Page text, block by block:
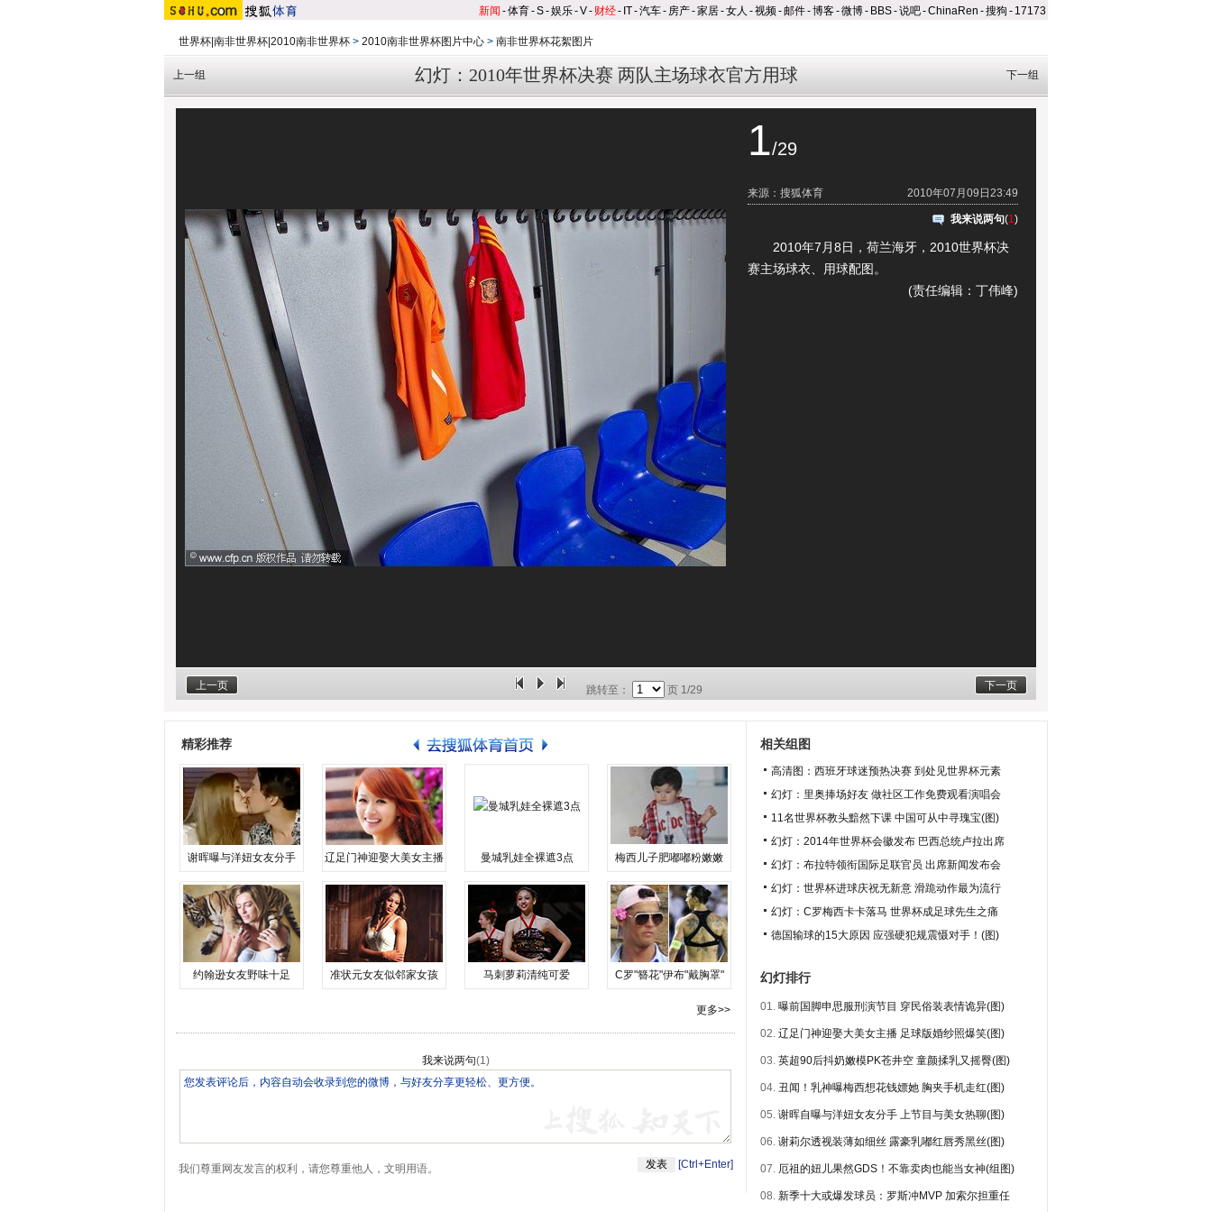
新闻 -体育-S-娱乐-V- 财经- IT-汽车- 房产-家居-女人 -视频-邮件-博客-微博- BBS-说吧-ChinaRen -搜狗 - 17173
世界杯|南非世界杯|2010南非世界杯 > 2010南非世界杯图片中心 > 南非世界杯花絮图片
幻灯：2010年世界杯决赛 两队主场球衣官方用球
上一组 下一组
1/29
2010年07月09日23:49
来源：搜狐体育
我来说两句(1)
2010年7月8日，荷兰海牙，2010世界杯决
赛主场球衣、用球配图。
(责任编辑：丁伟峰)
上一页 下一页
跳转至： 页 1/29
精彩推荐
谢晖曝与洋妞女友分手 辽足门神迎娶大美女主播 曼城乳娃全裸遮3点 梅西儿子肥嘟嘟粉嫩嫩
约翰逊女友野味十足 准状元女友似邻家女孩 马刺萝莉清纯可爱 C罗"簪花"伊布"戴胸罩"
更多>>
我来说两句(1)
我们尊重网友发言的权利，请您尊重他人，文明用语。 [Ctrl+Enter]
相关组图
高清图：西班牙球迷预热决赛 到处见世界杯元素
幻灯：里奥捧场好友 做社区工作免费观看演唱会
11名世界杯教头黯然下课 中国可从中寻瑰宝(图)
幻灯：2014年世界杯会徽发布 巴西总统卢拉出席
幻灯：布拉特领衔国际足联官员 出席新闻发布会
幻灯：世界杯进球庆祝无新意 滑跪动作最为流行
幻灯：C罗梅西卡卡落马 世界杯成足球先生之痛
德国输球的15大原因 应强硬犯规震慑对手！(图)
幻灯排行
01. 曝前国脚申思服刑演节目 穿民俗装表情诡异(图)
02. 辽足门神迎娶大美女主播 足球版婚纱照爆笑(图)
03. 英超90后抖奶嫩模PK苍井空 童颜揉乳又摇臀(图)
04. 丑闻！乳神曝梅西想花钱嫖她 胸夹手机走红(图)
05. 谢晖自曝与洋妞女友分手 上节目与美女热聊(图)
06. 谢莉尔透视装薄如细丝 露豪乳嘟红唇秀黑丝(图)
07. 厄祖的妞儿果然GDS！不靠卖肉也能当女神(组图)
08. 新季十大或爆发球员：罗斯冲MVP 加索尔担重任